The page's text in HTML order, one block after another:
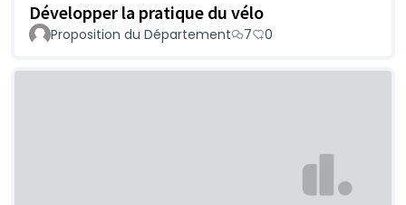
Développer la pratique du vélo
Proposition du Département 7 0